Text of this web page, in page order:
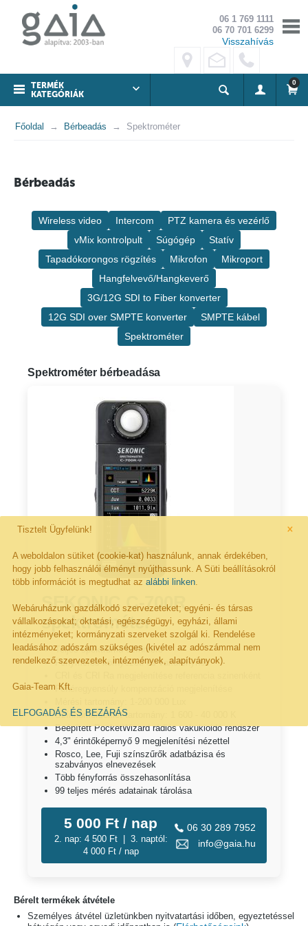
×
Tisztelt Ügyfelünk!
A weboldalon sütiket (cookie-kat) használunk, annak érdekében,
hogy jobb felhasználói élményt nyújthassunk. A Süti beállításokról
több információt is megtudhat az alábbi linken.
Webáruházunk gazdálkodó szervezeteket; egyéni- és társas
vállalkozásokat; oktatási, egészségügyi, egyházi, állami
intézményeket; kormányzati szerveket szolgál ki. Rendelése
leadásához adószám szükséges (kivétel az adószámmal nem
rendelkező szervezetek, intézmények, alapítványok).
Gaia-Team Kft.
ELFOGADÁS ÉS BEZÁRÁS
06 1 769 1111
06 70 701 6299
Visszahívás
TERMÉK
KATEGÓRIÁK
0
Főoldal Bérbeadás Spektrométer
Bérbeadás
Wireless video Intercom
PTZ kamera és vezérlő
vMix kontrolpult
Súgógép
Statív
Tapadókorongos rögzítés
Mikrofon
Mikroport
Hangfelvevő/Hangkeverő
3G/12G SDI to Fiber konverter
12G SDI over SMPTE konverter
SMPTE kábel
Spektrométer
Spektrométer bérbeadása
SEKONIC C-700R
spektrométer
Teljes spektrumú színmérő
Fénymérés környezeti és vaku­fényhez
Fehéregyensúly kompenzáció megjelenítése
Színhőmérséklet tartomány: 1 600 - 40 000 K
Beépített PocketWizard rádiós vakukioldó rendszer
4,3" érintőképernyő 9 megjelenítési nézettel
Rosco, Lee, Fuji színszűrők adatbázisa és
szabványos elnevezések
Több fényforrás összehasonlítása
99 teljes mérés adatainak tárolása
5 000 Ft / nap
2. nap: 4 500 Ft | 3. naptól:
4 000 Ft / nap
06 30 289 7952
info@gaia.hu
Bérelt termékek átvétele
Személyes átvétel üzletünkben nyitvatartási időben, egyeztetéssel